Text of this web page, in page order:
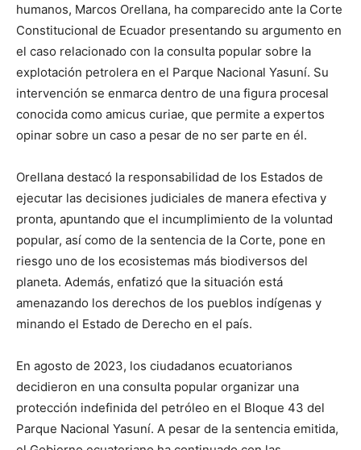
humanos, Marcos Orellana, ha comparecido ante la Corte
Constitucional de Ecuador presentando su argumento en
el caso relacionado con la consulta popular sobre la
explotación petrolera en el Parque Nacional Yasuní. Su
intervención se enmarca dentro de una figura procesal
conocida como amicus curiae, que permite a expertos
opinar sobre un caso a pesar de no ser parte en él.
Orellana destacó la responsabilidad de los Estados de
ejecutar las decisiones judiciales de manera efectiva y
pronta, apuntando que el incumplimiento de la voluntad
popular, así como de la sentencia de la Corte, pone en
riesgo uno de los ecosistemas más biodiversos del
planeta. Además, enfatizó que la situación está
amenazando los derechos de los pueblos indígenas y
minando el Estado de Derecho en el país.
En agosto de 2023, los ciudadanos ecuatorianos
decidieron en una consulta popular organizar una
protección indefinida del petróleo en el Bloque 43 del
Parque Nacional Yasuní. A pesar de la sentencia emitida,